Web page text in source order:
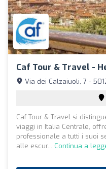
Caf Tour & Travel -
Via dei Calzaiuoli, 7 -
Caf Tour & Travel si
viaggi in Italia Centrale,
professionale a tutti i suoi
alle escur... Continua a